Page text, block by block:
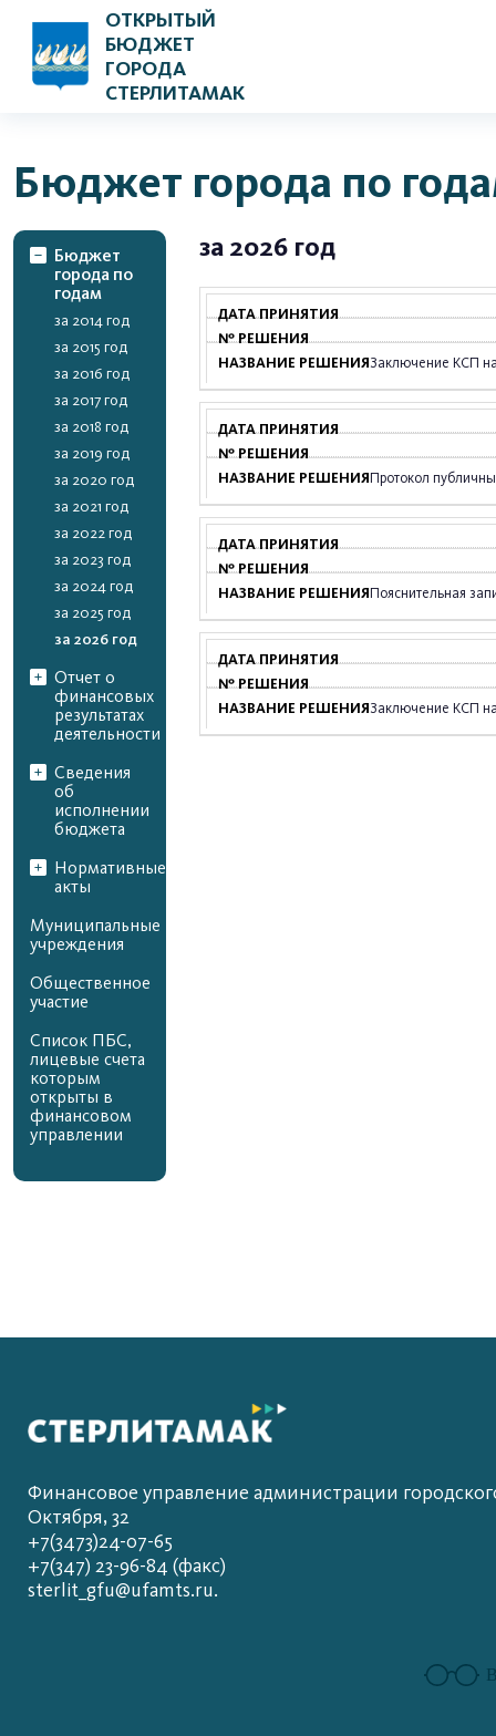
ОТКРЫТЫЙ
БЮДЖЕТ
ГОРОДА
СТЕРЛИТАМАК
Бюджет города по
Бюджет
города по
годам
за 2014 год
за 2015 год
за 2016 год
за 2017 год
за 2018 год
за 2019 год
за 2020 год
за 2021 год
за 2022 год
за 2023 год
за 2024 год
за 2025 год
за 2026 год
Отчет о
финансовых
результатах
деятельности
Сведения
об
исполнении
бюджета
Нормативные
акты
Муниципальные
учреждения
Общественное
участие
Список ПБС,
лицевые счета
которым
открыты в
финансовом
управлении
за 2026 год
Заключение КСП
Протокол
Пояснительная
Заключение КСП
Финансовое управление администрации
Октября, 32
+7(3473)24-07-65
+7(347) 23-96-84 (факс)
sterlit_gfu@ufamts.ru.